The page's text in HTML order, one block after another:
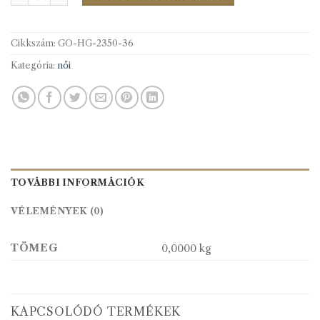
Cikkszám: GO-HG-2350-36
Kategória: női
TOVÁBBI INFORMÁCIÓK
VÉLEMÉNYEK (0)
TÖMEG 0,0000 kg
KAPCSOLÓDÓ TERMÉKEK